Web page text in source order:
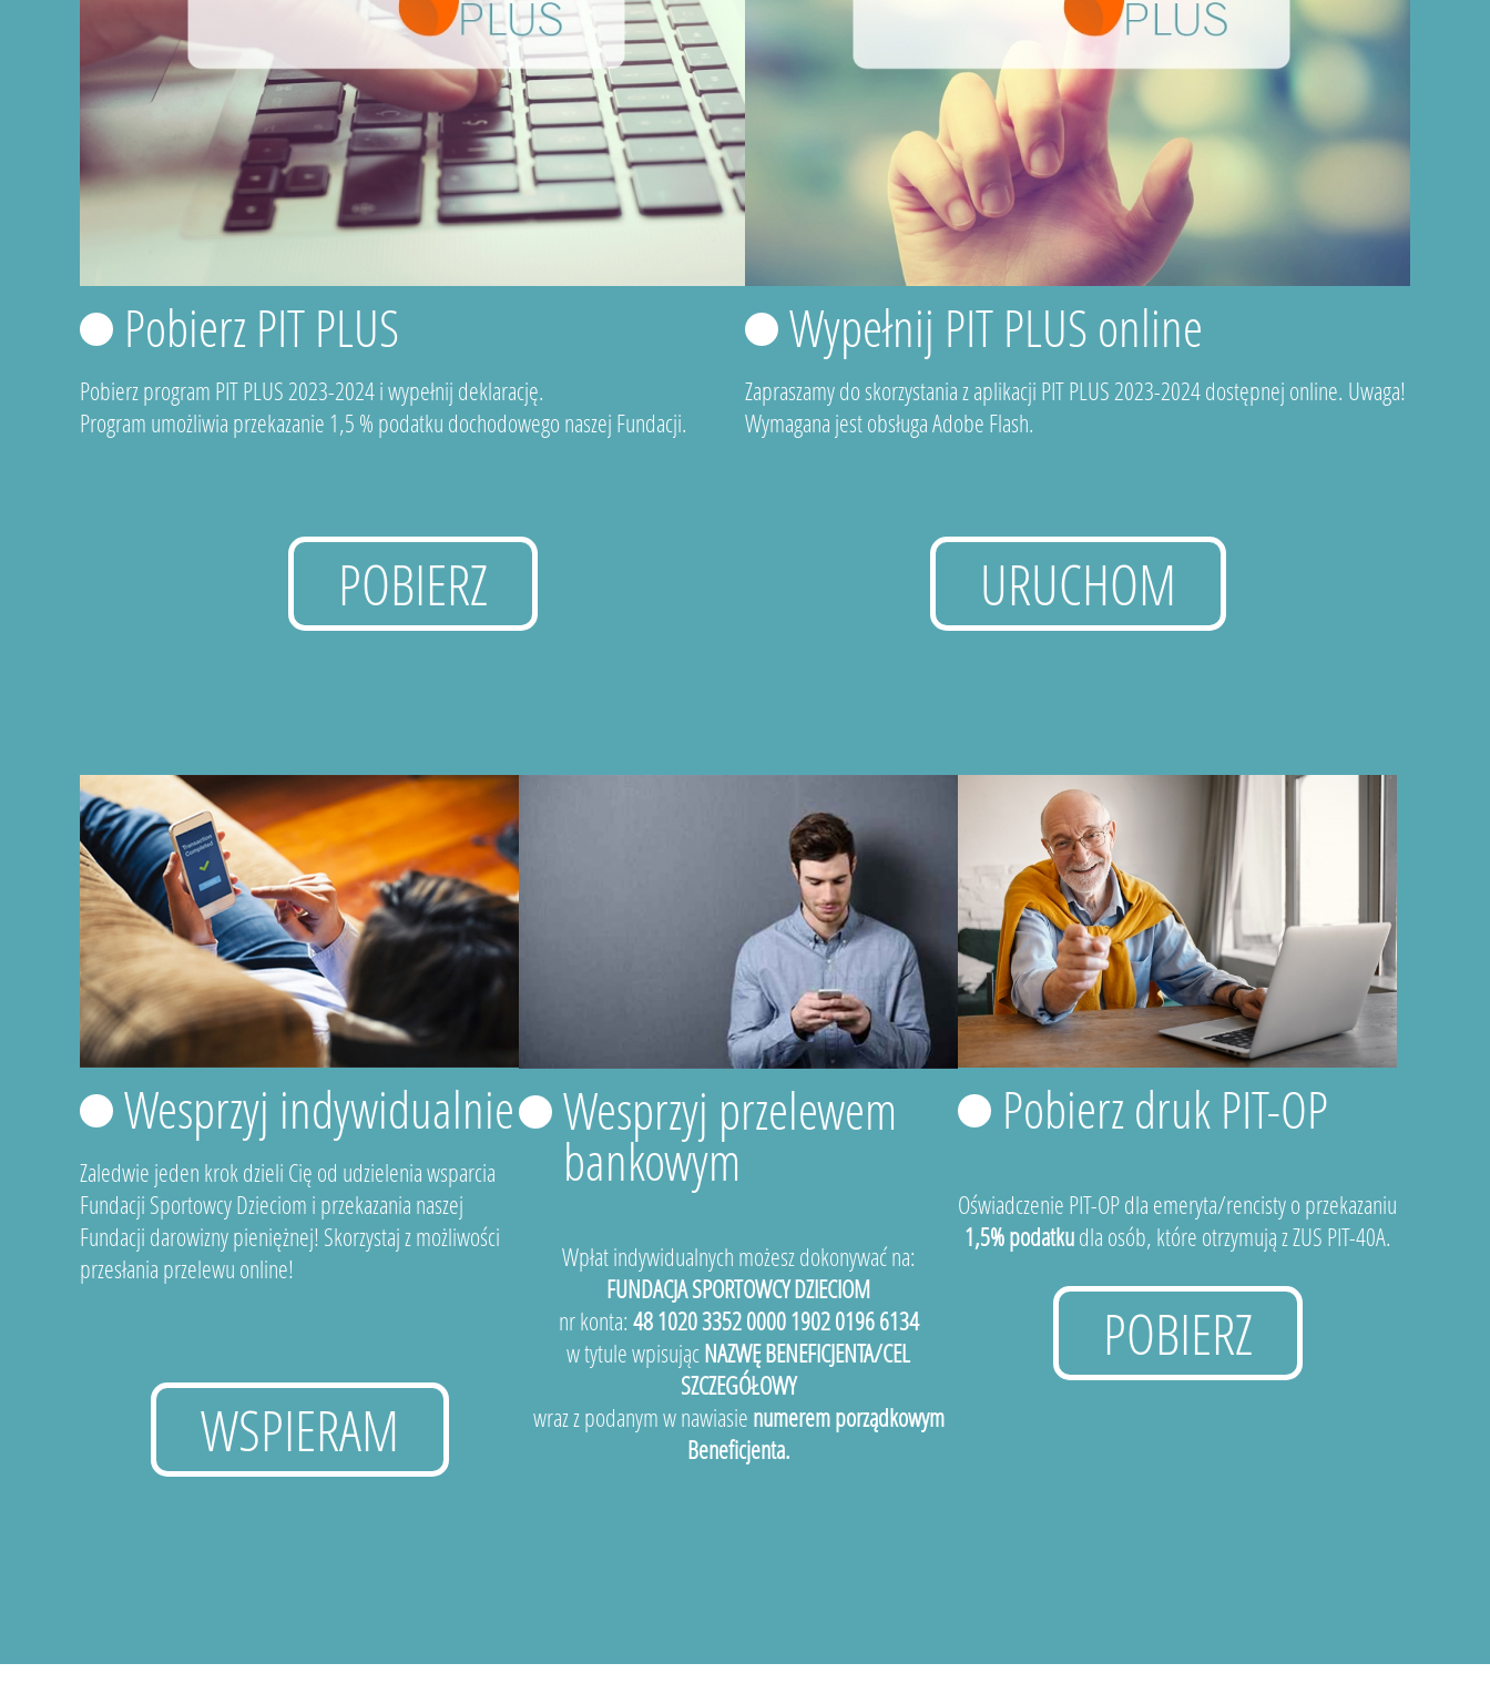
Pobierz PIT PLUS
Pobierz program PIT PLUS 2023-2024 i wypełnij deklarację.
Program umożliwia przekazanie 1,5 % podatku dochodowego naszej Fundacji.
POBIERZ
Wypełnij PIT PLUS online
Zapraszamy do skorzystania z aplikacji PIT PLUS 2023-2024 dostępnej online. Uwaga!
Wymagana jest obsługa Adobe Flash.
URUCHOM
Wesprzyj indywidualnie
Zaledwie jeden krok dzieli Cię od udzielenia wsparcia
Fundacji Sportowcy Dzieciom i przekazania naszej
Fundacji darowizny pieniężnej! Skorzystaj z możliwości
przesłania przelewu online!
WSPIERAM
Wesprzyj przelewem
bankowym
Wpłat indywidualnych możesz dokonywać na:
FUNDACJA SPORTOWCY DZIECIOM
nr konta: 48 1020 3352 0000 1902 0196 6134
w tytule wpisującNAZWĘ BENEFICJENTA/CEL
SZCZEGÓŁOWY
wraz z podanym w nawiasie numerem porządkowym
Beneficjenta.
Pobierz druk PIT-OP
Oświadczenie PIT-OP dla emeryta/rencisty o przekazaniu
1,5% podatkudla osób, które otrzymują z ZUS PIT-40A.
POBIERZ